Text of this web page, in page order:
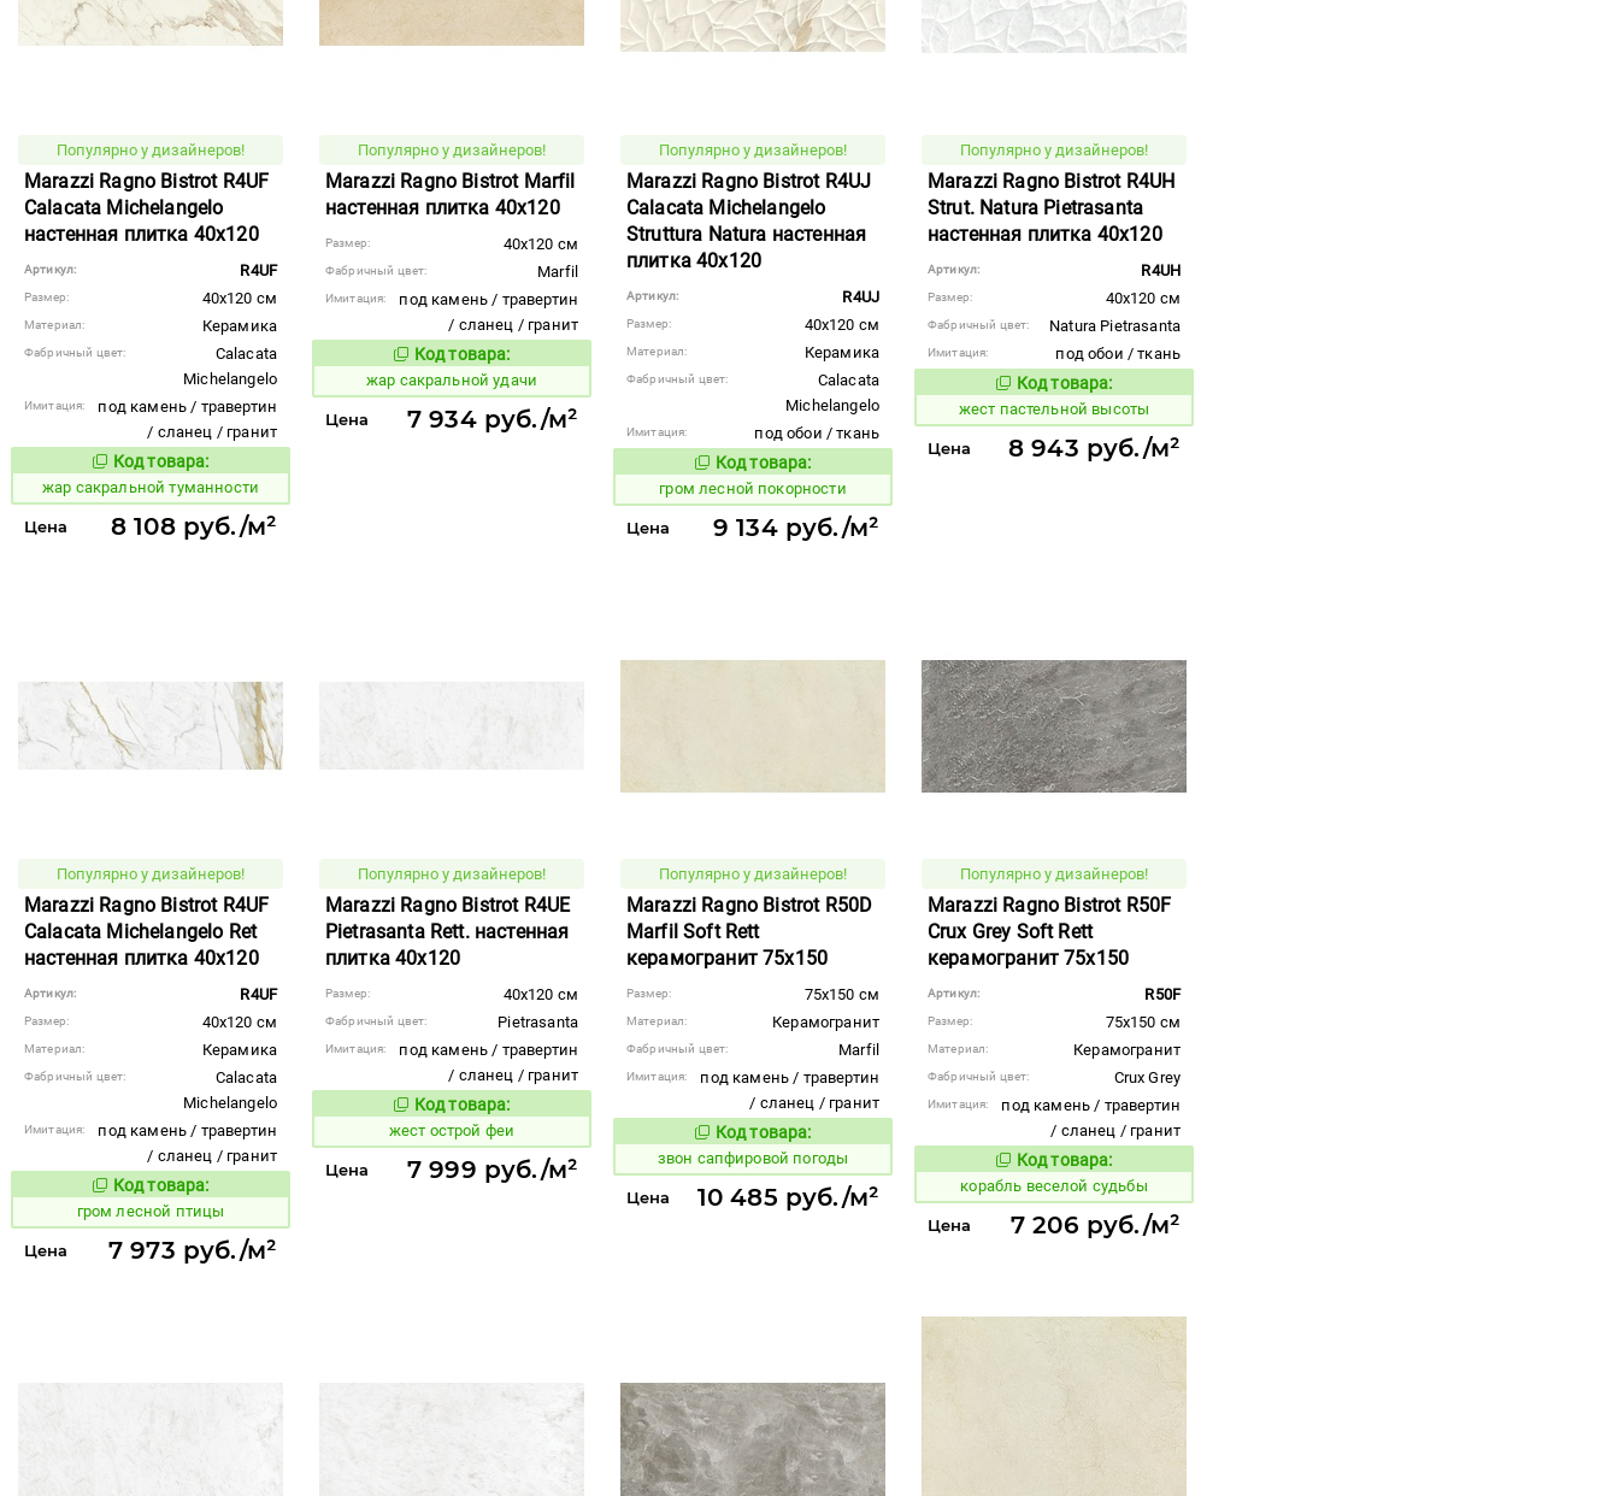
Популярно у дизайнеров!
Marazzi Ragno Bistrot R4UF
Calacata Michelangelo
настенная плитка 40x120
Артикул: R4UF
Размер: 40x120 см
Материал: Керамика
Фабричный цвет:
Calacata
Michelangelo
Имитация:
под камень / травертин
/ сланец / гранит
Код товара:
369484 Код товара:
жар сакральной туманности
Цена 8 108 руб./м²
Популярно у дизайнеров!
Marazzi Ragno Bistrot Marfil
настенная плитка 40x120
Размер: 40x120 см
Фабричный цвет: Marfil
Имитация:
под камень / травертин
/ сланец / гранит
Код товара:
369485 Код товара:
жар сакральной удачи
Цена 7 934 руб./м²
Популярно у дизайнеров!
Marazzi Ragno Bistrot R4UJ
Calacata Michelangelo
Struttura Natura настенная
плитка 40x120
Артикул: R4UJ
Размер: 40x120 см
Материал: Керамика
Фабричный цвет:
Calacata
Michelangelo
Имитация:
под обои / ткань
Код товара:
349572 Код товара:
гром лесной покорности
Цена 9 134 руб./м²
Популярно у дизайнеров!
Marazzi Ragno Bistrot R4UH
Strut. Natura Pietrasanta
настенная плитка 40x120
Артикул: R4UH
Размер: 40x120 см
Фабричный цвет: Natura Pietrasanta
Имитация:
под обои / ткань
Код товара:
383632 Код товара:
жест пастельной высоты
Цена 8 943 руб./м²
Популярно у дизайнеров!
Marazzi Ragno Bistrot R4UF
Calacata Michelangelo Ret
настенная плитка 40x120
Артикул: R4UF
Размер: 40x120 см
Материал: Керамика
Фабричный цвет:
Calacata
Michelangelo
Имитация:
под камень / травертин
/ сланец / гранит
Код товара:
349573 Код товара:
гром лесной птицы
Цена 7 973 руб./м²
Популярно у дизайнеров!
Marazzi Ragno Bistrot R4UE
Pietrasanta Rett. настенная
плитка 40x120
Размер: 40x120 см
Фабричный цвет: Pietrasanta
Имитация:
под камень / травертин
/ сланец / гранит
Код товара:
383613 Код товара:
жест острой феи
Цена 7 999 руб./м²
Популярно у дизайнеров!
Marazzi Ragno Bistrot R50D
Marfil Soft Rett
керамогранит 75x150
Размер: 75x150 см
Материал: Керамогранит
Фабричный цвет: Marfil
Имитация:
под камень / травертин
/ сланец / гранит
Код товара:
463321 Код товара:
звон сапфировой погоды
Цена 10 485 руб./м²
Популярно у дизайнеров!
Marazzi Ragno Bistrot R50F
Crux Grey Soft Rett
керамогранит 75x150
Артикул: R50F
Размер: 75x150 см
Материал: Керамогранит
Фабричный цвет: Crux Grey
Имитация:
под камень / травертин
/ сланец / гранит
Код товара:
766849 Код товара:
корабль веселой судьбы
Цена 7 206 руб./м²